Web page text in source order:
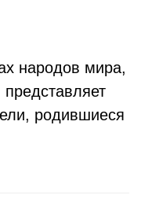
народов мира,
родившиеся